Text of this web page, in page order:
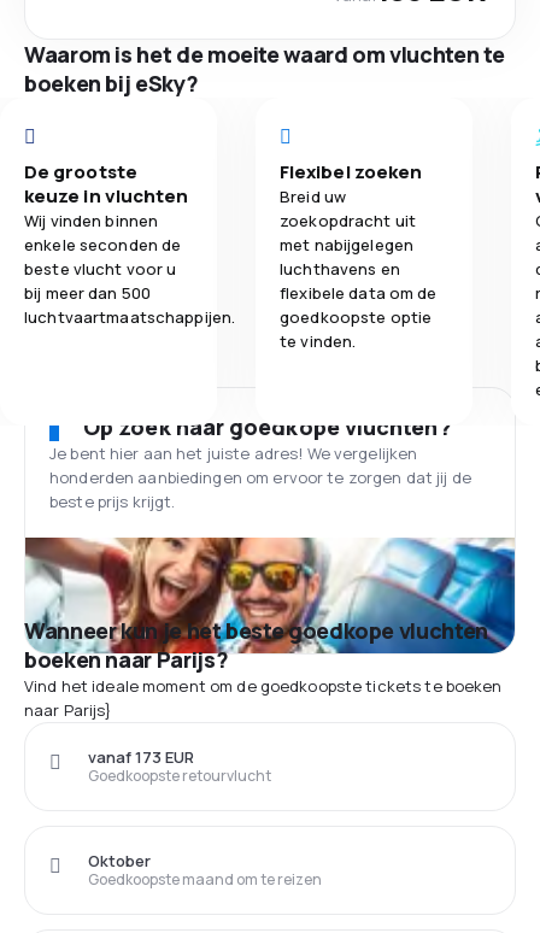
Waarom is het de moeite waard om vluchten te
boeken bij eSky?
De grootste
keuze in vluchten
Wij vinden binnen
enkele seconden de
beste vlucht voor u
bij meer dan 500
luchtvaartmaatschappijen.
Flexibel zoeken
Breid uw
zoekopdracht uit
met nabijgelegen
luchthavens en
flexibele data om de
goedkoopste optie
te vinden.
Op zoek naar goedkope vluchten?
Je bent hier aan het juiste adres! We vergelijken
honderden aanbiedingen om ervoor te zorgen dat jij de
beste prijs krijgt.
Wanneer kun je het beste goedkope vluchten
boeken naar Parijs?
Vind het ideale moment om de goedkoopste tickets te boeken
naar Parijs}
Goedkoopste retourvlucht
vanaf 173 EUR
Goedkoopste maand om te reizen
Oktober